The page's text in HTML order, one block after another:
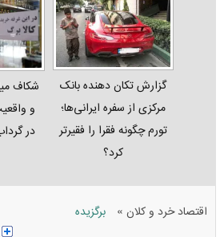
گزارش تکان‌ دهنده بانک
مرکزی از سفره ایرانی‌ها؛
تورم چگونه فقرا را فقیرتر
کرد؟
شکاف
و
در
اقتصاد خرد و کلان » برگزیده